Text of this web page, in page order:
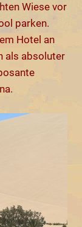
Wiese vor
parken.
Hotel an
als absoluter